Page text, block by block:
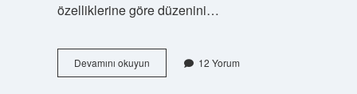
özelliklerine göre düzenini…
Devamını okuyunFasoneli
kumaş
12 Yorum